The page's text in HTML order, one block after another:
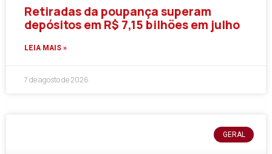
Retiradas da poupança superam
depósitos em R$ 7,15 bilhões em julho
LEIA MAIS »
7 de agosto de 2026
GERAL